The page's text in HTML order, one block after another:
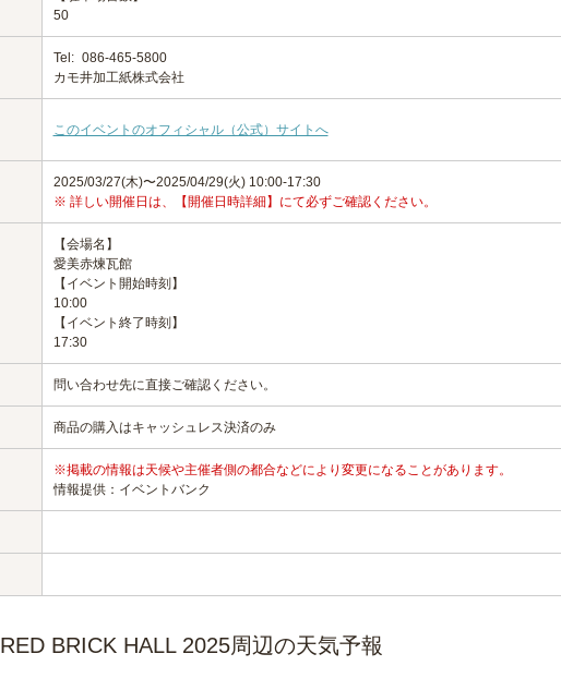
50
Tel: 086-465-5800
カモ井加工紙株式会社
このイベントのオフィシャル（公式）サイトへ
2025/03/27(木)〜2025/04/29(火) 10:00-17:30
※ 詳しい開催日は、【開催日時詳細】にて必ずご確認ください。
【会場名】
愛美赤煉瓦館
【イベント開始時刻】
10:00
【イベント終了時刻】
17:30
問い合わせ先に直接ご確認ください。
商品の購入はキャッシュレス決済のみ
※掲載の情報は天候や主催者側の都合などにより変更になることがあります。
情報提供：イベントバンク
BRICK HALL 2025周辺の天気予報